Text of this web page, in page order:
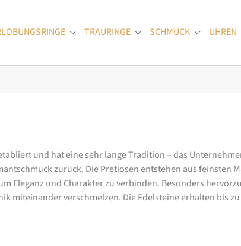
Submenu for "Verlobungsringe"
TRAURINGE Submenu for "Trauringe"
SCHMUCK UHREN
und hat eine sehr lange Tradition – das
zurück. Die Pretiosen entstehen aus
Eleganz und Charakter zu verbinden. Besonders
miteinander verschmelzen. Die Edelsteine erhalten bis